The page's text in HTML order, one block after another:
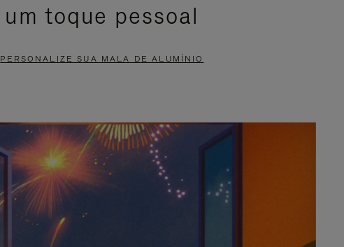
um toque pessoal
PERSONALIZE SUA MALA DE ALUMÍNIO